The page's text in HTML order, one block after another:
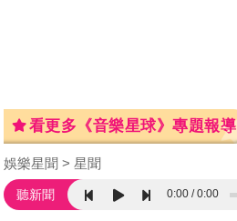
看更多《音樂星球》專題報導
娛樂星聞 星聞
聽新聞 0:00 0:00